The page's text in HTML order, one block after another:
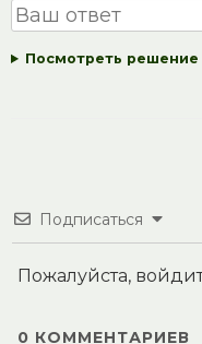
Посмотреть решение
Подписаться
Пожалуйста,
0 КОММЕНТАРИЕВ